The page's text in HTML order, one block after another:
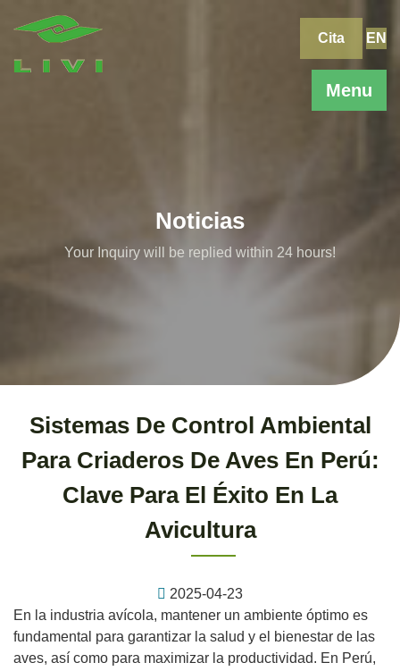
Menu
Cita EN
Noticias
Your Inquiry will be replied within 24 hours!
Sistemas De Control Ambiental
Para Criaderos De Aves En Perú:
Clave Para El Éxito En La
Avicultura
2025-04-23
En la industria avícola, mantener un ambiente óptimo es
fundamental para garantizar la salud y el bienestar de las
aves, así como para maximizar la productividad. En Perú,